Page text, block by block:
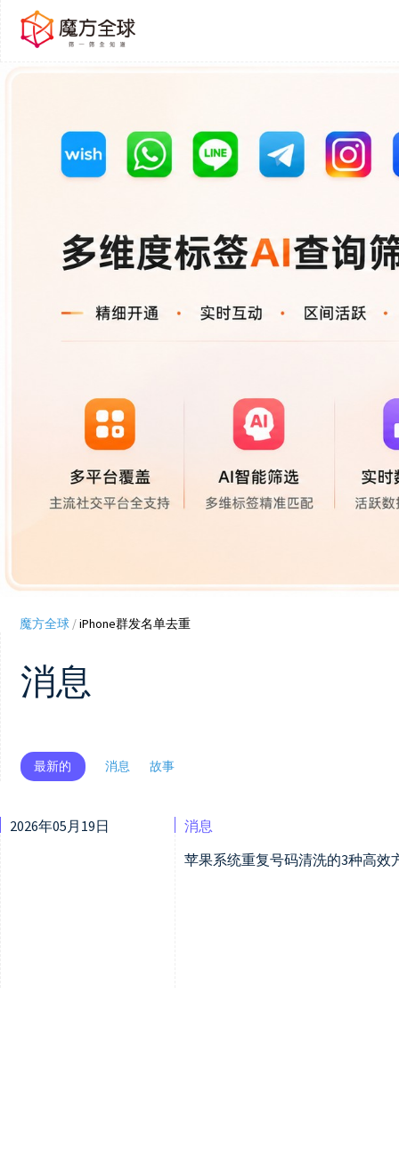
魔方全球/iPhone群发名单去重
消息
最新的 消息 故事
2026年05月19日
消息
苹果系统重复号码清洗的3种高效